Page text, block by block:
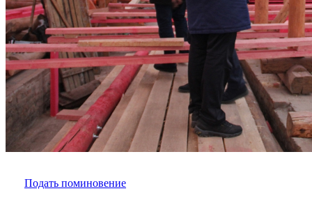
Подать поминовение